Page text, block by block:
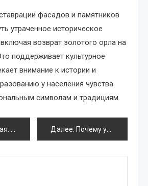
фасадов и памятников
утраченное историческое
возврат золотого орла на
поддерживает культурное
внимание к истории и
у населения чувства
символам и традициям.
Магия бродячих трупп Средневековья:
Далее: Почему убили Лорку за его пьесы? История и причины трагедии